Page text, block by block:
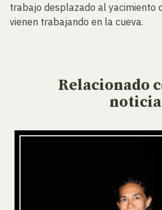
trabajo desplazado al yacimiento
vienen trabajando en la cueva.
Relacionado
noticia